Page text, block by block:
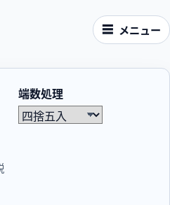
メニュー
端数処理